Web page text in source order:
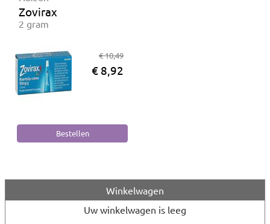
Zovirax
2 gram
€ 10,49
€ 8,92
Winkelwagen
Uw winkelwagen is leeg